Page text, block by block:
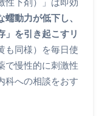
動力が低下し、
」を引き起こすリ
も同様）を毎日使
で慢性的に刺激性
科への相談をおす